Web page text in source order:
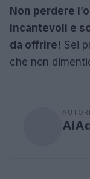
Non perdere
incantevoli e
da offrire! Sei
che non